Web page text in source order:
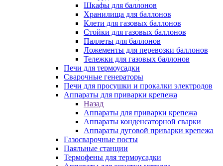
Шкафы для баллонов
Хранилища для баллонов
Клети для газовых баллонов
Стойки для газовых баллонов
Паллеты для баллонов
Ложементы для перевозки баллонов
Тележки для газовых баллонов
Печи для термоусадки
Сварочные генераторы
Печи для просушки и прокалки электродов
Аппараты для приварки крепежа
Назад
Аппараты для приварки крепежа
Аппараты конденсаторной сварки
Аппараты дуговой приварки крепежа
Газосварочные посты
Паяльные станции
Термофены для термоусадки